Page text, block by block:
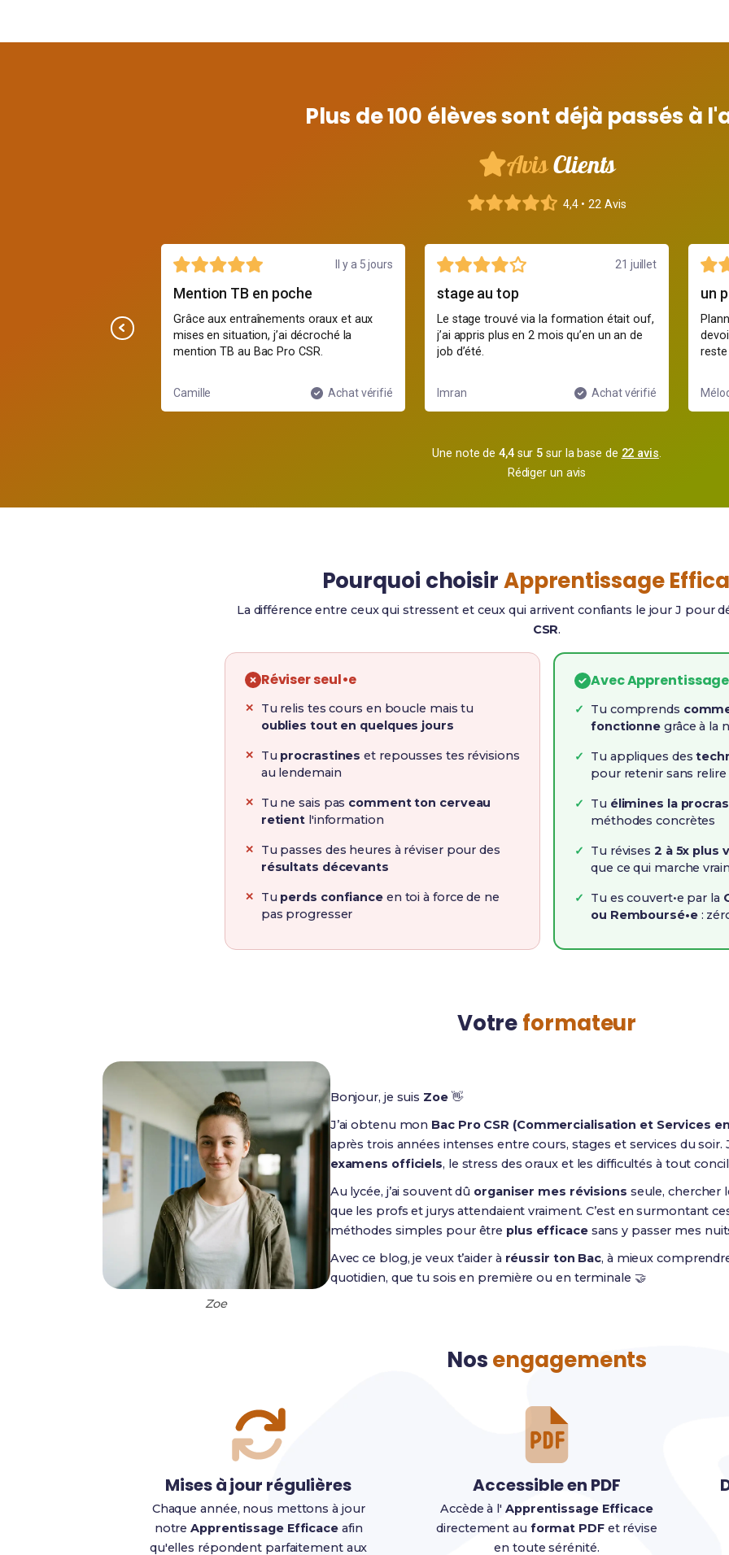
Plus de 100 élèves sont déjà passés à
AvisClients
4,4 • 22 Avis
Il y a 5 jours
Mention TB en poche
Grâce aux entraînements oraux et aux
mises en situation, j’ai décroché la
mention TB au Bac Pro CSR.
Camille Achat vérifié
21 juillet
stage au top
Le stage trouvé via la formation était ouf,
j’ai appris plus en 2 mois qu’en un an de
job d’été.
Imran Achat vérifié
un
Une note de4,4sur 5 sur la base de 22 avis.
Rédiger un avis
Pourquoi choisirApprentissage
La différence entre ceux qui stressent et ceux qui arrivent confiants le jour J pour
CSR.
Réviser seul•e
Tu relis tes cours en boucle mais tu
oublies tout en quelques jours
Tu procrastines et repousses tes révisions
au lendemain
Tu ne sais pas comment ton cerveau
retient l'information
Tu passes des heures à réviser pour des
résultats décevants
Tu perds confianceen toi à force de ne
pas progresser
Avec
Tu comprends
fonctionne grâce à la
Tu appliques des
pour retenir sans relire
Tu élimines la
méthodes concrètes
Tu révises 2 à 5x plus
que ce qui marche
Tu es couvert•e par la
ou Remboursé•e:
Votreformateur
Zoe
Bonjour, je suis Zoe👋
J’ai obtenu mon Bac Pro CSR (Commercialisation et Services
après trois années intenses entre cours, stages et services du soir.
examens officiels, le stress des oraux et les difficultés à tout
Au lycée, j’ai souvent dû organiser mes révisions seule, chercher
que les profs et jurys attendaient vraiment. C’est en surmontant
méthodes simples pour être plus efficacesans y passer mes
Avec ce blog, je veux t’aider à réussir ton Bac, à mieux
quotidien, que tu sois en première ou en terminale 🤝
Nosengagements
Mises à jour régulières
Chaque année, nous mettons à jour
notreApprentissage Efficaceafin
qu'elles répondent parfaitement aux
Accessible en PDF
Accède à l' Apprentissage Efficace
directement au format PDFet révise
en toute sérénité.